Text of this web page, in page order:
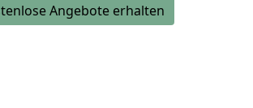
Angebote erhalten